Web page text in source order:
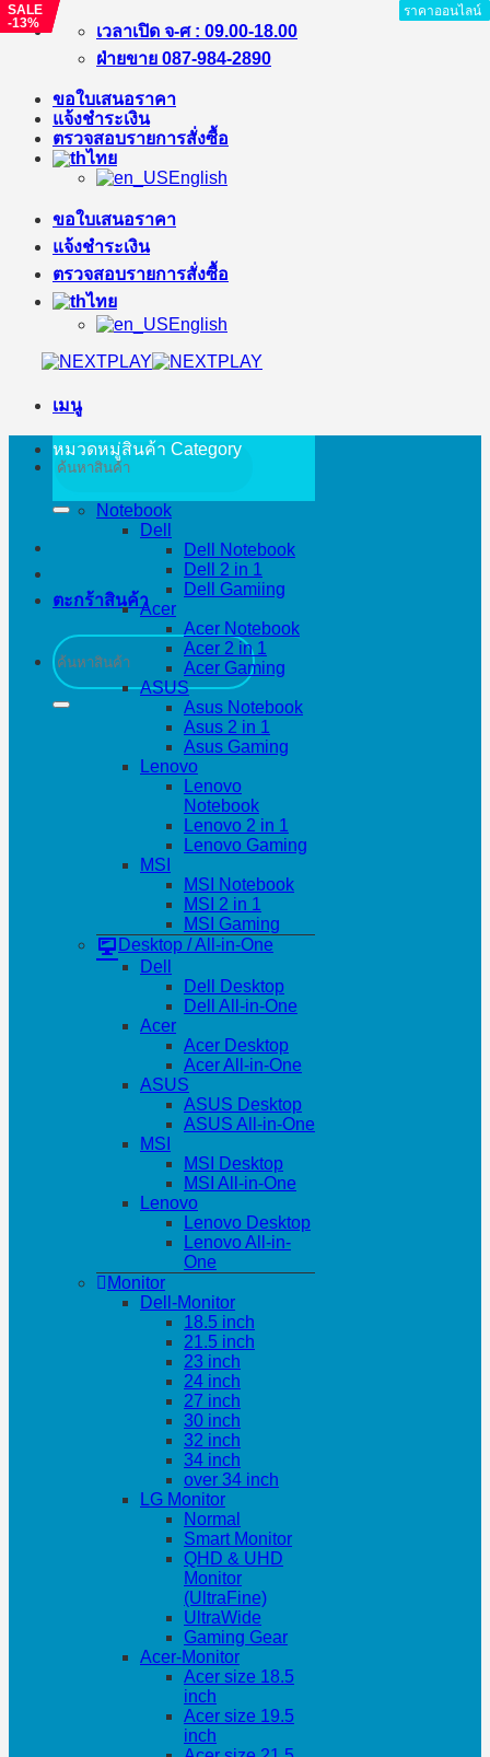
ข้าม
เนื้อหา
เวลาเปิด จ-ศ : 09.00-18.00
ฝ่ายขาย 087-984-2890
ขอใบเสนอราคา
แจ้งชำระเงิน
ตรวจสอบรายการสั่งซื้อ
ไทย
English
ขอใบเสนอราคา
แจ้งชำระเงิน
ตรวจสอบรายการสั่งซื้อ
ไทย
English
เมนู
ค้นหา:
ตะกร้าสินค้า
ค้นหา:
หมวดหมู่สินค้า Category
Notebook
Dell
Dell Notebook
Dell 2 in 1
Dell Gamiing
Acer
Acer Notebook
Acer 2 in 1
Acer Gaming
ASUS
Asus Notebook
Asus 2 in 1
Asus Gaming
Lenovo
Lenovo
Notebook
Lenovo 2 in 1
Lenovo Gaming
MSI
MSI Notebook
MSI 2 in 1
MSI Gaming
Desktop / All-in-One
Dell
Dell Desktop
Dell All-in-One
Acer
Acer Desktop
Acer All-in-One
ASUS
ASUS Desktop
ASUS All-in-One
MSI
MSI Desktop
MSI All-in-One
Lenovo
Lenovo Desktop
Lenovo All-in-
One
Monitor
Dell-Monitor
18.5 inch
21.5 inch
23 inch
24 inch
27 inch
30 inch
32 inch
34 inch
over 34 inch
LG Monitor
Normal
Smart Monitor
QHD & UHD
Monitor
(UltraFine)
UltraWide
Gaming Gear
Acer-Monitor
Acer size 18.5
inch
Acer size 19.5
inch
SALE
-13%
ราคาออนไลน์
ราคาออนไลน์
SALE
-%
ราคาออนไลน์
ราคาออนไลน์
ราคาออนไลน์
ราคาออนไลน์
ราคาออนไลน์
SALE
-%
ราคาออนไลน์